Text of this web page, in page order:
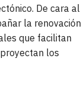
De cara al
la renovación
que facilitan
los